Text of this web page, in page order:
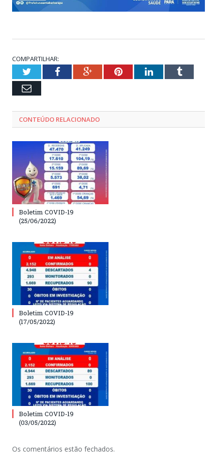
COMPARTILHAR:
TwitterFacebookGoogle+PinterestLinkedInTumblr
Email
CONTEÚDO RELACIONADO
Boletim COVID-19
(25/06/2022)
Boletim COVID-19
(17/05/2022)
Boletim COVID-19
(03/05/2022)
Os comentários estão fechados.